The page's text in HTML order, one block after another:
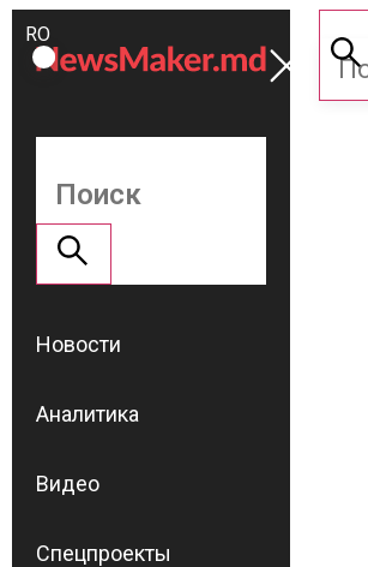
ROMÂNĂ
RU
Поддержать
NM
Новости
Аналитика
Видео
Спецпроекты